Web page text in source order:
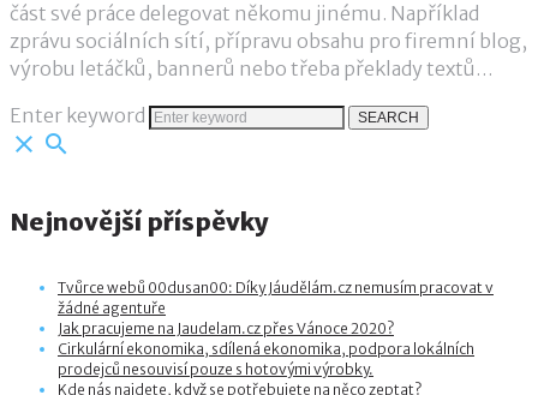
část své práce delegovat někomu jinému. Například
zprávu sociálních sítí, přípravu obsahu pro firemní blog,
výrobu letáčků, bannerů nebo třeba překlady textů…
Enter keyword
SEARCH
close search
Nejnovější příspěvky
Tvůrce webů 00dusan00: Díky Jáudělám.cz nemusím pracovat v
žádné agentuře
Jak pracujeme na Jaudelam.cz přes Vánoce 2020?
Cirkulární ekonomika, sdílená ekonomika, podpora lokálních
prodejců nesouvisí pouze s hotovými výrobky.
Kde nás najdete, když se potřebujete na něco zeptat?